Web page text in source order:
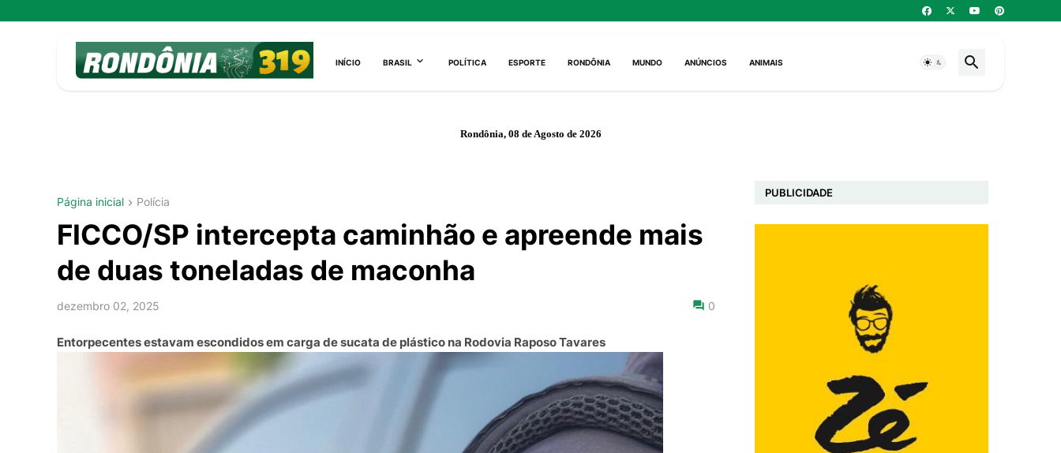
INÍCIO BRASIL POLÍTICA ESPORTE RONDÔNIA MUNDO ANÚNCIOS ANIMAIS
Rondônia, 08 de Agosto de 2026
Página inicial Polícia
FICCO/SP intercepta caminhão e apreende mais
de duas toneladas de maconha
dezembro 02, 2025 0
Entorpecentes estavam escondidos em carga de sucata de plástico na Rodovia Raposo Tavares
PUBLICIDADE